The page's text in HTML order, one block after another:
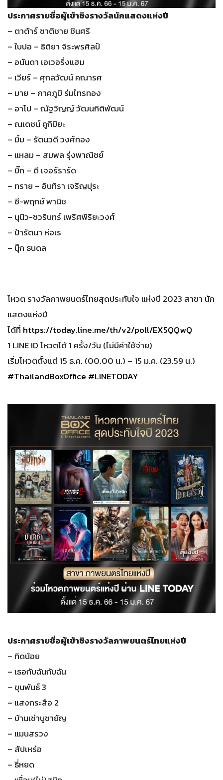
ประกาศรายชื่อผู้เข้าชิงรางวัลนักแสดงแห่งปี
– ตาต้าร์ ชาติชาย ชินศรี
– ใบปอ – ธิติยา จิระพรศิลป์
– อนันดา เอเวอริ่งแฮม
– เวียร์ – ศุกลวัฒน์ คณารศ
– มาย – ภาคภูมิ ร่มไทรทอง
– อาโป – ณัฐวิญญ์ วัฒนกิติพัฒน์
– ณเดชน์ คูกิมิยะ
– มิ้ม – รัตนวดี วงศ์ทอง
– แหลม – สมพล รุ่งพาณิชย์
– บิ๊ก – ดี เจอร์ราร์ด
– ทราย – อินทิรา เจริญปุระ
– ซี-พฤกษ์ พานิช
– นุนิว-ชวรินทร์ เพริศพิริยะวงศ์
– ป้ารัตนา ห่อเร
– นุ๊ก ธนดล
โหวต รางวัลภาพยนตร์ไทยสุดประทับใจ แห่งปี 2023 สาขา นัก
แสดงแห่งปี
ได้ที่ https://today.line.me/th/v2/poll/EX5QQwQ
1 LINE ID โหวตได้ 1 ครั้ง/วัน (ไม่มีค่าใช้จ่าย)
เริ่มโหวตตั้งแต่ 15 ธ.ค. (00.00 น.) – 15 ม.ค. (23.59 น.)
#ThailandBoxOffice #LINETODAY
ประกาศรายชื่อผู้เข้าชิงรางวัลภาพยนตร์ไทยแห่งปี
– ทิดน้อย
– เธอกับฉันกับฉัน
– ขุนพันธ์ 3
– แสงกระสือ 2
– บ้านเช่าบูชายัญ
– แมนสรวง
– สัปเหร่อ
– ธี่หยด